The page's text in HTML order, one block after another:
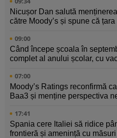
Nicușor Dan salută
către Moody’s și spune că țara
09:00
Când începe școala în
complet al anului școlar, cu
07:00
Moody’s Ratings reconfirmă
Baa3 și menține perspectiva
17:41
Spania cere Italiei să ridice
frontieră și amenință cu măsuri